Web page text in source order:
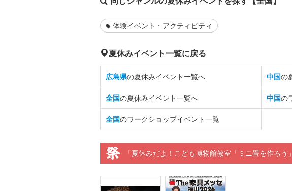
体験イベント・アクティビティ
夏休みイベント一覧に戻る
広島県の夏休みイベント一覧へ 中国の
全国の夏休みイベント一覧へ 中国の
全国のワークショップイベント一覧
「夏休みだよ！こども博物館教室「ミニ畳を作ろう